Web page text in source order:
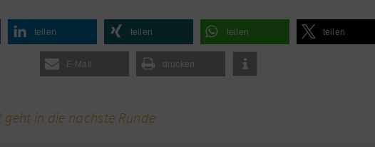
teilen teilen teilen teilen
E-Mail drucken
in die nächste Runde